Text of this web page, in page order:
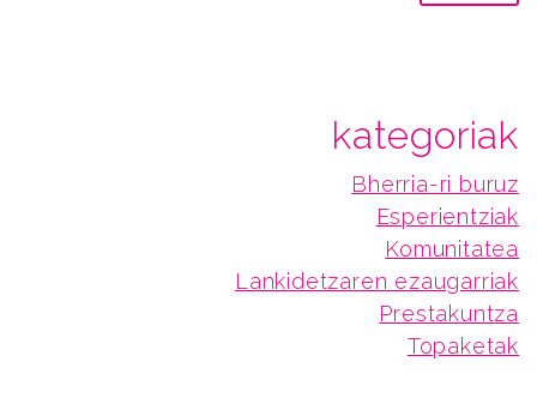
kategoriak
Bherria-ri buruz
Esperientziak
Komunitatea
Lankidetzaren ezaugarriak
Prestakuntza
Topaketak